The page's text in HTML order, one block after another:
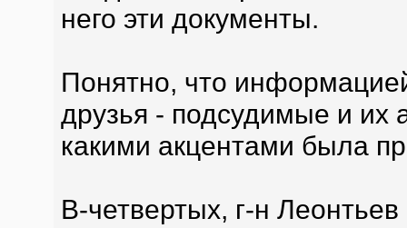
него эти документы.
Понятно, что
друзья - подсудимые и их
какими акцентами была
В-четвертых, г-н